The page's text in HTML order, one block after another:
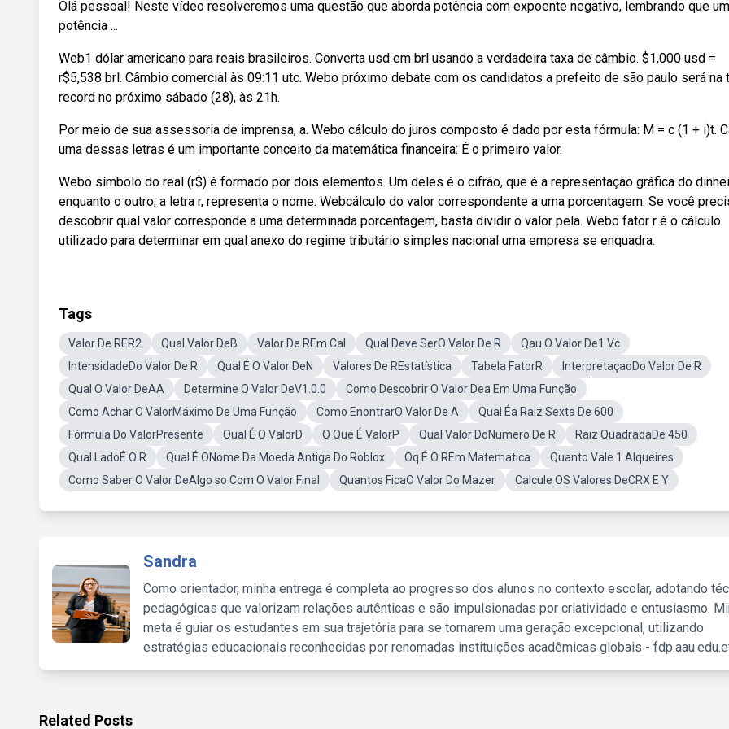
Olá pessoal! Neste vídeo resolveremos uma questão que aborda potência com expoente negativo, lembrando que
potência ...
Web1 dólar americano para reais brasileiros. Converta usd em brl usando a verdadeira taxa de câmbio. $1,000 usd =
r$5,538 brl. Câmbio comercial às 09:11 utc. Webo próximo debate com os candidatos a prefeito de são paulo será na
record no próximo sábado (28), às 21h.
Por meio de sua assessoria de imprensa, a. Webo cálculo do juros composto é dado por esta fórmula: M = c (1 + i)t.
uma dessas letras é um importante conceito da matemática financeira: É o primeiro valor.
Webo símbolo do real (r$) é formado por dois elementos. Um deles é o cifrão, que é a representação gráfica do
enquanto o outro, a letra r, representa o nome. Webcálculo do valor correspondente a uma porcentagem: Se você
descobrir qual valor corresponde a uma determinada porcentagem, basta dividir o valor pela. Webo fator r é o cálculo
utilizado para determinar em qual anexo do regime tributário simples nacional uma empresa se enquadra.
Tags
Valor De RER2 Qual Valor DeB Valor De REm Cal Qual Deve SerO Valor De R
Qau O Valor De1 Vc
IntensidadeDo Valor De R
Qual É O Valor DeN Valores De REstatística Tabela FatorR
InterpretaçaoDo Valor De R
Qual O Valor DeAA
Determine O Valor DeV1.0.0
Como Descobrir O Valor Dea Em Uma Função
Como Achar O ValorMáximo De Uma Função
Como EnontrarO Valor De A
Qual Éa Raiz Sexta De 600
Fórmula Do ValorPresente
Qual É O ValorD O Que É ValorP Qual Valor DoNumero De R
Raiz QuadradaDe 450
Qual LadoÉ O R
Qual É ONome Da Moeda Antiga Do Roblox Oq É O REm Matematica
Quanto Vale 1 Alqueires
Como Saber O Valor DeAlgo so Com O Valor Final
Quantos FicaO Valor Do Mazer Calcule OS Valores DeCRX E Y
Sandra
Como orientador, minha entrega é completa ao progresso dos alunos no contexto escolar, adotando
pedagógicas que valorizam relações autênticas e são impulsionadas por criatividade e entusiasmo.
meta é guiar os estudantes em sua trajetória para se tornarem uma geração excepcional, utilizando
estratégias educacionais reconhecidas por renomadas instituições acadêmicas globais -
Related Posts